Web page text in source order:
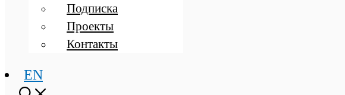
Подписка
Проекты
Контакты
EN